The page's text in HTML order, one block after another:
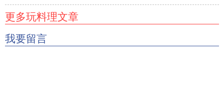
更多玩料理文章
我要留言